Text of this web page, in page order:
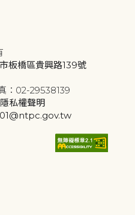
板橋區貴興路139號
：02-29538139
隱私權聲明